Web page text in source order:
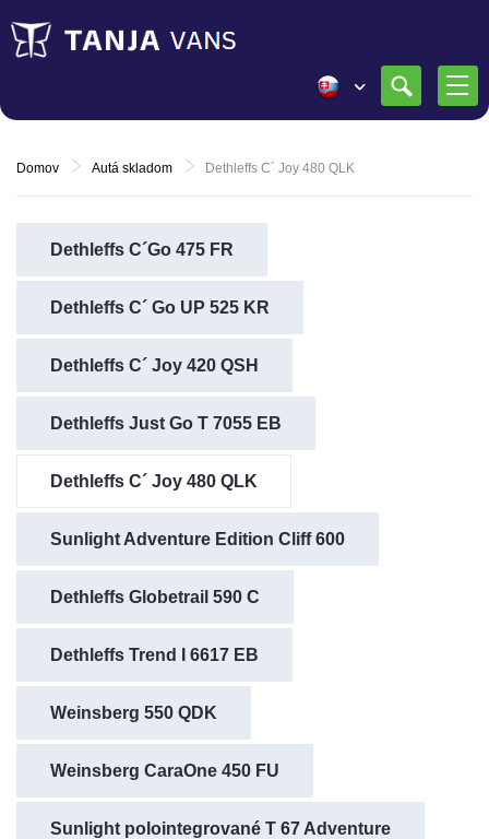
Domov Autá skladom Dethleffs C´ Joy 480 QLK
Dethleffs C´Go 475 FR
Dethleffs C´ Go UP 525 KR
Dethleffs C´ Joy 420 QSH
Dethleffs Just Go T 7055 EB
Dethleffs C´ Joy 480 QLK
Sunlight Adventure Edition Cliff 600
Dethleffs Globetrail 590 C
Dethleffs Trend I 6617 EB
Weinsberg 550 QDK
Weinsberg CaraOne 450 FU
Sunlight polointegrované T 67 Adventure